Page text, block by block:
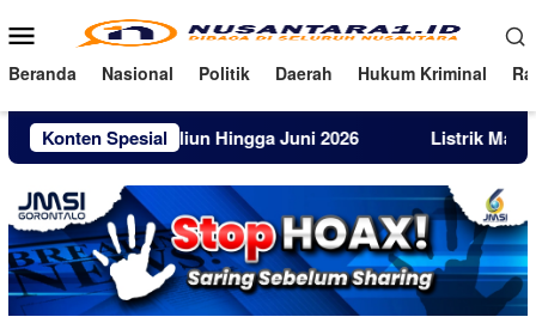
ke
konten
Menu
Mobile
Beranda Nasional Politik Daerah Hukum Kriminal
Konten Spesial
Rp105 Triliun Hingga Juni 2026 Listrik Masuk